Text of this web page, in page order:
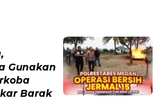
Gunakan
Barak